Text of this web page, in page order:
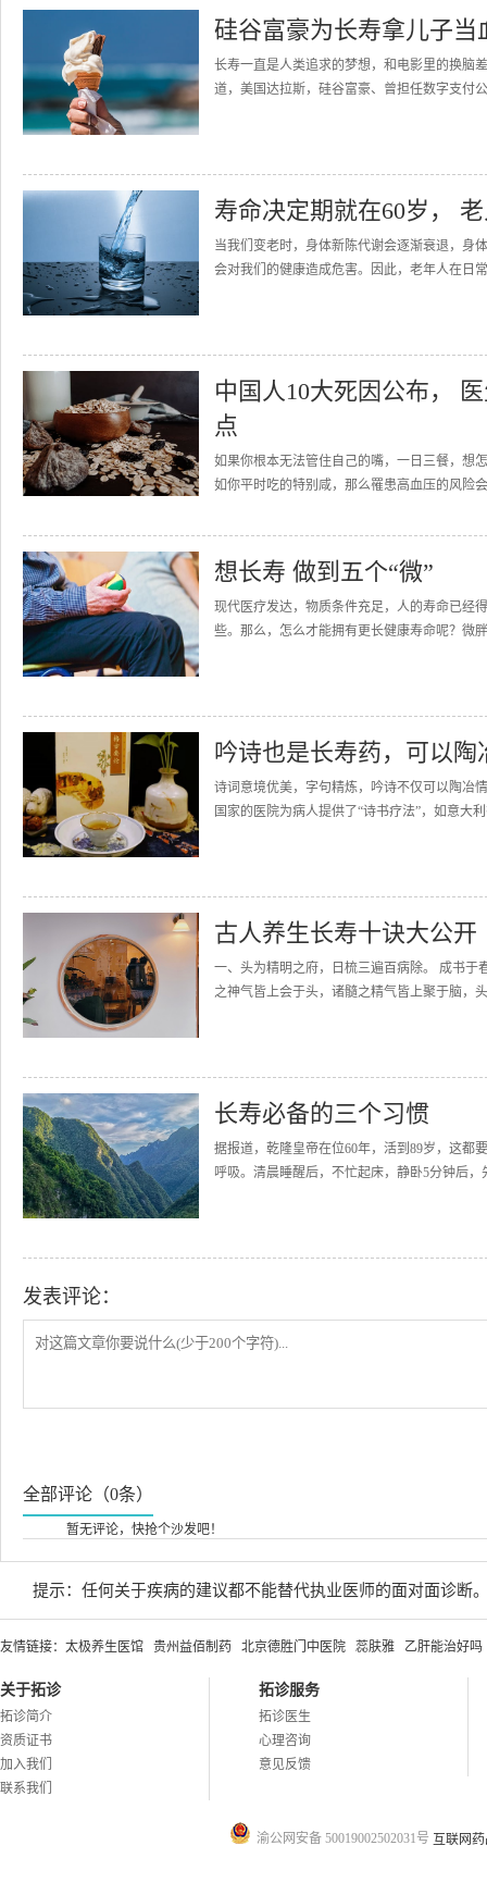
硅谷富豪为长寿拿儿子当
长寿一直是人类追求的梦想，和电影里的换脑
道，美国达拉斯，硅谷富豪、曾担任数字支付
寿命决定期就在60岁，
当我们变老时，身体新陈代谢会逐渐衰退，身
会对我们的健康造成危害。因此，老年人在
中国人10大死因公布，
点
如果你根本无法管住自己的嘴，一日三餐，想
如你平时吃的特别咸，那么罹患高血压的风险
想长寿 做到五个“微”
现代医疗发达，物质条件充足，人的寿命已经
些。那么，怎么才能拥有更长健康寿命呢？微
吟诗也是长寿药，可以陶
诗词意境优美，字句精炼，吟诗不仅可以陶冶
国家的医院为病人提供了“诗书疗法”，如意大
古人养生长寿十诀大公开
一、头为精明之府，日梳三遍百病除。 成书于
之神气皆上会于头，诸髓之精气皆上聚于脑，
长寿必备的三个习惯
据报道，乾隆皇帝在位60年，活到89岁，这都
呼吸。清晨睡醒后，不忙起床，静卧5分钟后，
发表评论：
全部评论（0条）
暂无评论，快抢个沙发吧！
提示：任何关于疾病的建议都不能替代执业医师的面对面诊断
友情链接： 太极养生医馆 贵州益佰制药 北京德胜门中医院 蕊肤雅 乙肝能治好吗
关于拓诊
拓诊简介
资质证书
加入我们
联系我们
拓诊服务
拓诊医生
心理咨询
意见反馈
渝公网安备 50019002502031号 互联网